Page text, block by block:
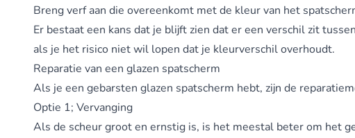
Breng verf aan die overeenkomt met de kleur van het
Er bestaat een kans dat je blijft zien dat er een verschil zit
als je het risico niet wil lopen dat je kleurverschil overhoudt.
Reparatie van een glazen spatscherm
Als je een gebarsten glazen spatscherm hebt, zijn de
Optie 1; Vervanging
Als de scheur groot en ernstig is, is het meestal beter om het